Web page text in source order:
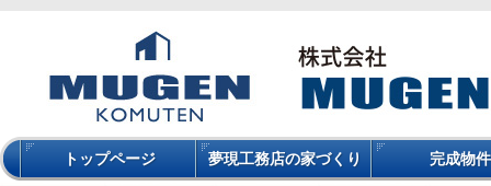
トップページ 夢現工務店の家づくり 完成物件